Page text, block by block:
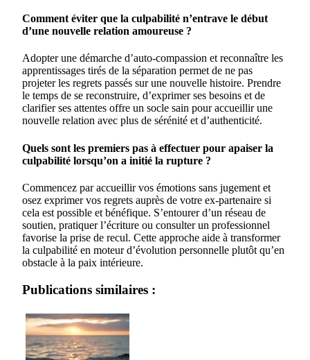
Comment éviter que la culpabilité n’entrave le début
d’une nouvelle relation amoureuse ?
Adopter une démarche d’auto-compassion et reconnaître les
apprentissages tirés de la séparation permet de ne pas
projeter les regrets passés sur une nouvelle histoire. Prendre
le temps de se reconstruire, d’exprimer ses besoins et de
clarifier ses attentes offre un socle sain pour accueillir une
nouvelle relation avec plus de sérénité et d’authenticité.
Quels sont les premiers pas à effectuer pour apaiser la
culpabilité lorsqu’on a initié la rupture ?
Commencez par accueillir vos émotions sans jugement et
osez exprimer vos regrets auprès de votre ex-partenaire si
cela est possible et bénéfique. S’entourer d’un réseau de
soutien, pratiquer l’écriture ou consulter un professionnel
favorise la prise de recul. Cette approche aide à transformer
la culpabilité en moteur d’évolution personnelle plutôt qu’en
obstacle à la paix intérieure.
Publications similaires :